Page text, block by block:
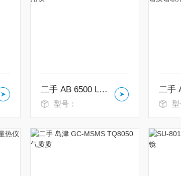
二手 AB 6500 LC-MSMS液质联用仪
型号： 型